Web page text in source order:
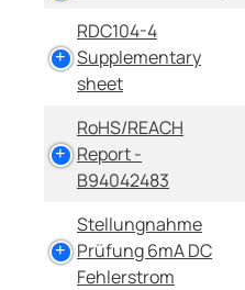
RDC104-4
Supplementary
sheet
RoHS/REACH
Report -
B94042483
Stellungnahme
Prüfung 6mA DC
Fehlerstrom